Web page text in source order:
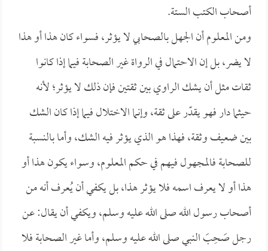
أصحاب الكتب الستة.
ومن المعلوم أن الجهل بالصحابي لا يؤثر، فسواء كان هذا أو هذا
لا يضر، بل إن الاحتمال في الرواة غير الصحابة فيما إذا كانوا
ثقات مثل أن يشك الراوي بين ثقتين فإن ذلك لا يؤثر؛ لأنه
حيثما دار فهو يقدّر على ثقة، وإنما الاختلال فيما إذا كان الشك
بين ضعيف وثقة، فهذا هو الذي يؤثر فيه الشك، وأما بالنسبة
للصحابة فالمجهول فيهم في حكم المعلوم، وسواء يكون هذا أو
هذا أو لا يعرف اسمه فلا يؤثر هذا، بل يكفي أن يُعرف أنه من
أصحاب رسول الله صلى الله عليه وسلم، ويكفي أن يقال: عن
رجل صَحِبَ النبي صلى الله عليه وسلم، وأما غير الصحابة فلا